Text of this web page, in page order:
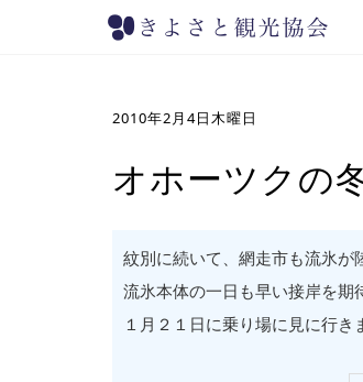
2010年2月4日木曜日
オホーツクの
紋別に続いて、網走市も流氷が
流氷本体の一日も早い接岸を期
１月２１日に乗り場に見に行き